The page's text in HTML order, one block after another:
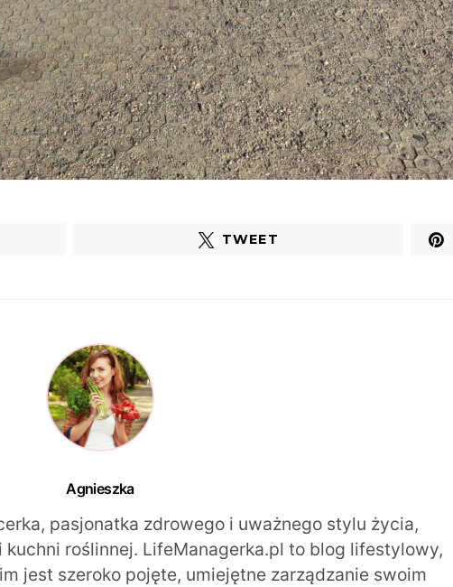
TWEET
Agnieszka
pasjonatka zdrowego i uważnego stylu życia,
kuchni roślinnej. LifeManagerka.pl to blog lifestylowy,
jest szeroko pojęte, umiejętne zarządzanie swoim